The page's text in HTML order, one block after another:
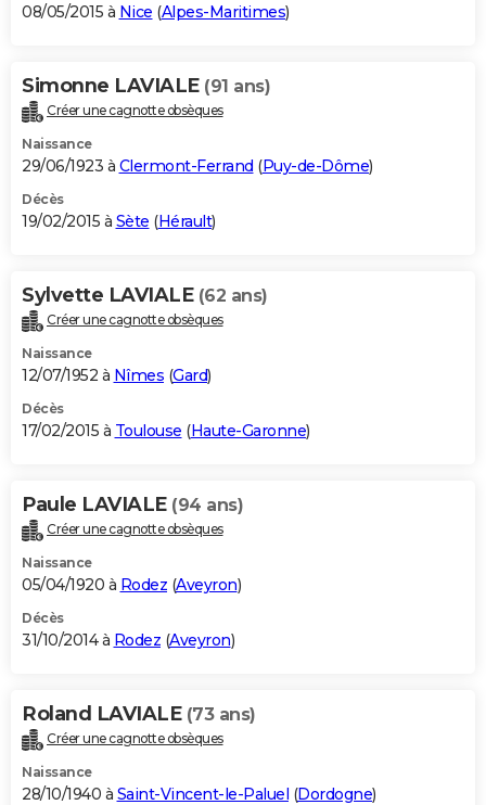
08/05/2015 à Nice (Alpes-Maritimes)
Simonne LAVIALE (91 ans)
Créer une cagnotte obsèques
Naissance
29/06/1923 à Clermont-Ferrand (Puy-de-Dôme)
Décès
19/02/2015 à Sète (Hérault)
Sylvette LAVIALE (62 ans)
Créer une cagnotte obsèques
Naissance
12/07/1952 à Nîmes (Gard)
Décès
17/02/2015 à Toulouse (Haute-Garonne)
Paule LAVIALE (94 ans)
Créer une cagnotte obsèques
Naissance
05/04/1920 à Rodez (Aveyron)
Décès
31/10/2014 à Rodez (Aveyron)
Roland LAVIALE (73 ans)
Créer une cagnotte obsèques
Naissance
28/10/1940 à Saint-Vincent-le-Paluel (Dordogne)